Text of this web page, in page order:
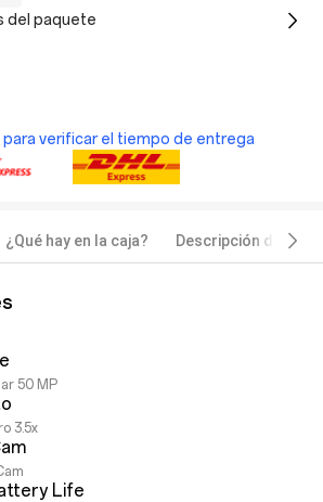
del paquete
verificar el tiempo de entrega
¿Qué hay en la caja? Descripción del
50 MP
3.5x
Life